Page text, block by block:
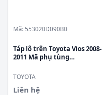
Mã: 553020D090B0
Táp lô trên Toyota Vios 2008-
2011 Mã phụ tùng
TOYOTA
Liên hệ